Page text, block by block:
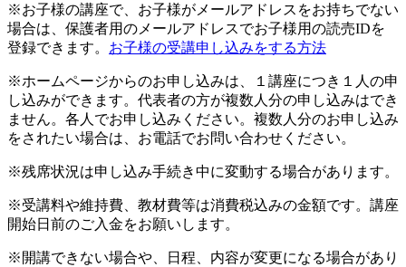
※お子様の講座で、お子様がメールアドレスをお持ちでない
場合は、保護者用のメールアドレスでお子様用の読売IDを
登録できます。 お子様の受講申し込みをする方法
※ホームページからのお申し込みは、１講座につき１人の申
し込みができます。代表者の方が複数人分の申し込みはでき
ません。各人でお申し込みください。複数人分のお申し込み
をされたい場合は、お電話でお問い合わせください。
※残席状況は申し込み手続き中に変動する場合があります。
※受講料や維持費、教材費等は消費税込みの金額です。講座
開始日前のご入金をお願いします。
※開講できない場合や、日程、内容が変更になる場合があり